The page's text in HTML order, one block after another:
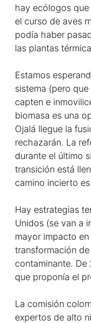
hay ecólogos
el curso de aves
podía haber
las plantas
Estamos
sistema (pero
capten e
biomasa es una
Ojalá llegue la
rechazarán. La
durante el último
transición está
camino incierto
Hay estrategias
Unidos (se van a
mayor impacto
transformación
contaminante. De
que proponía el
La comisión
expertos de alto